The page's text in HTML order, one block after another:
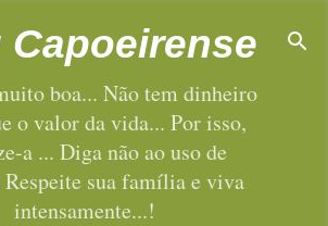
para o conteúdo principal
Capoeirense
boa... Não tem dinheiro
o valor da vida... Por isso,
a ... Diga não ao uso de
Respeite sua família e viva
intensamente...!